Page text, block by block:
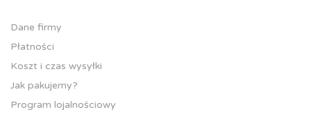
Dane firmy
Płatności
Koszt i czas wysyłki
Jak pakujemy?
Program lojalnościowy